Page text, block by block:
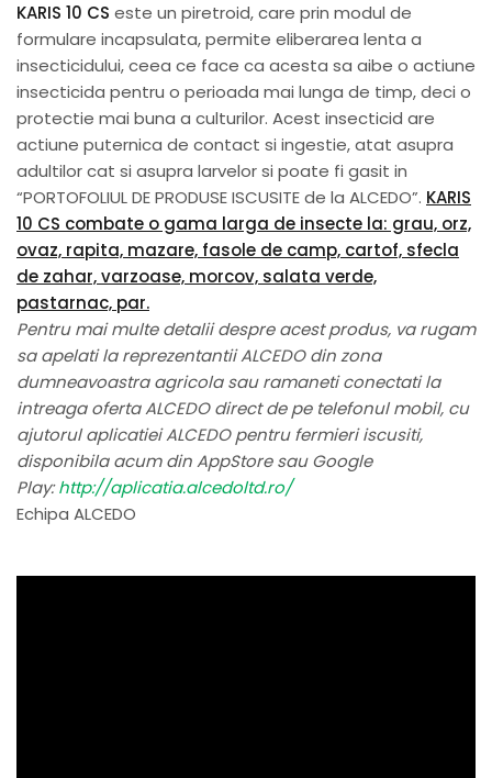
KARIS 10 CS este un piretroid, care prin modul de
formulare incapsulata, permite eliberarea lenta a
insecticidului, ceea ce face ca acesta sa aibe o actiune
insecticida pentru o perioada mai lunga de timp, deci o
protectie mai buna a culturilor. Acest insecticid are
actiune puternica de contact si ingestie, atat asupra
adultilor cat si asupra larvelor si poate fi gasit in
“PORTOFOLIUL DE PRODUSE ISCUSITE de la ALCEDO”. KARIS
10 CS combate o gama larga de insecte la: grau, orz,
ovaz, rapita, mazare, fasole de camp, cartof, sfecla
de zahar, varzoase, morcov, salata verde,
pastarnac, par.
Pentru mai multe detalii despre acest produs, va rugam
sa apelati la reprezentantii ALCEDO din zona
dumneavoastra agricola sau ramaneti conectati la
intreaga oferta ALCEDO direct de pe telefonul mobil, cu
ajutorul aplicatiei ALCEDO pentru fermieri iscusiti,
disponibila acum din AppStore sau Google
Play:http://aplicatia.alcedoltd.ro/
Echipa ALCEDO